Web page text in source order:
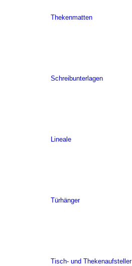
Thekenmatten
Schreibunterlagen
Lineale
Türhänger
Tisch- und Thekenaufsteller